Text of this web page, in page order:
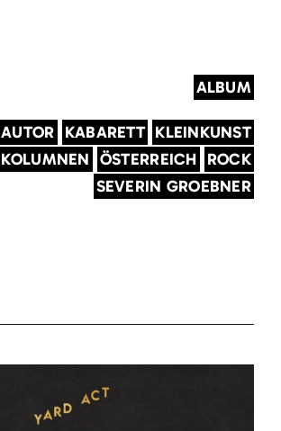
ALBUM
AUTOR KABARETT KLEINKUNST
KOLUMNEN ÖSTERREICH ROCK
SEVERIN GROEBNER